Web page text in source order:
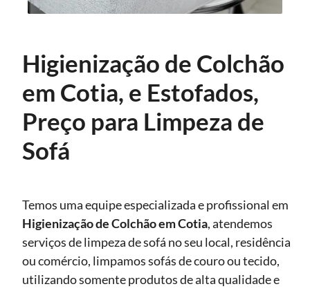
Higienização de Colchão
em Cotia, e Estofados,
Preço para Limpeza de
Sofá
Temos uma equipe especializada e profissional em
Higienizaçãode Colchão em Cotia, atendemos
serviços de limpeza de sofá no seu local, residência
ou comércio, limpamos sofás de couro ou tecido,
utilizando somente produtos de alta qualidade e